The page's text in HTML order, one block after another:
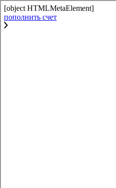
[object HTMLMetaElement]
пополнить счет